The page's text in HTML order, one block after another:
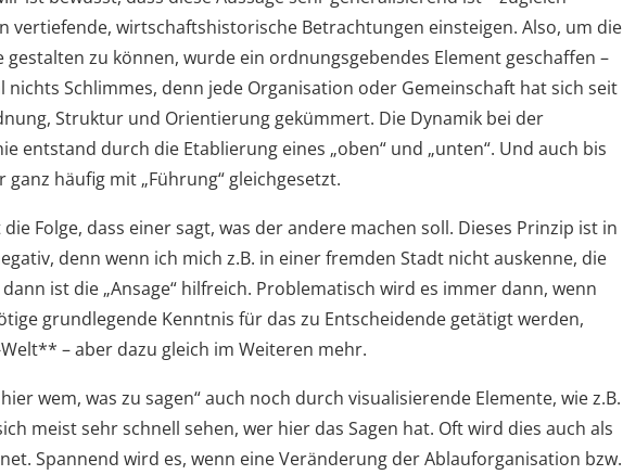
vertiefende, wirtschaftshistorische Betrachtungen einsteigen. Also, um die
zu können, wurde ein ordnungsgebendes Element geschaffen –
nichts Schlimmes, denn jede Organisation oder Gemeinschaft hat sich seit
Struktur und Orientierung gekümmert. Die Dynamik bei der
entstand durch die Etablierung eines „oben“ und „unten“. Und auch bis
häufig mit „Führung“ gleichgesetzt.
Folge, dass einer sagt, was der andere machen soll. Dieses Prinzip ist in
denn wenn ich mich z.B. in einer fremden Stadt nicht auskenne, die
ist die „Ansage“ hilfreich. Problematisch wird es immer dann, wenn
grundlegende Kenntnis für das zu Entscheidende getätigt werden,
– aber dazu gleich im Weiteren mehr.
wem, was zu sagen“ auch noch durch visualisierende Elemente, wie z.B.
meist sehr schnell sehen, wer hier das Sagen hat. Oft wird dies auch als
Spannend wird es, wenn eine Veränderung der Ablauforganisation bzw.